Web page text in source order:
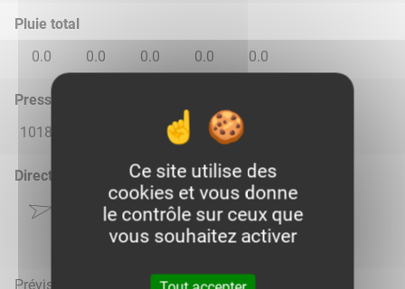
Pluie total
0.0
0.0 0.0 0.0 0.0
Pression atmosphérique (hPa)
1018.0
1018.0 1020.0 1020.0
Direction du vent
Prévisions météo mises à jour le 8 août 2026 à 22h
Ce site utilise des
cookies et vous donne
le contrôle sur ceux que
vous souhaitez activer